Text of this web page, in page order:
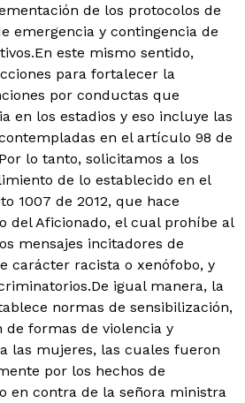
de los protocolos de
emergencia y contingencia de
este mismo sentido,
para fortalecer la
por conductas que
en los estadios y eso incluye las
en el artículo 98 de
Por lo tanto, solicitamos a los
de lo establecido en el
1007 de 2012, que hace
del Aficionado, el cual prohíbe al
mensajes incitadores de
carácter racista o xenófobo, y
igual manera, la
normas de sensibilización,
de formas de violencia y
las mujeres, las cuales fueron
por los hechos de
en contra de la señora ministra